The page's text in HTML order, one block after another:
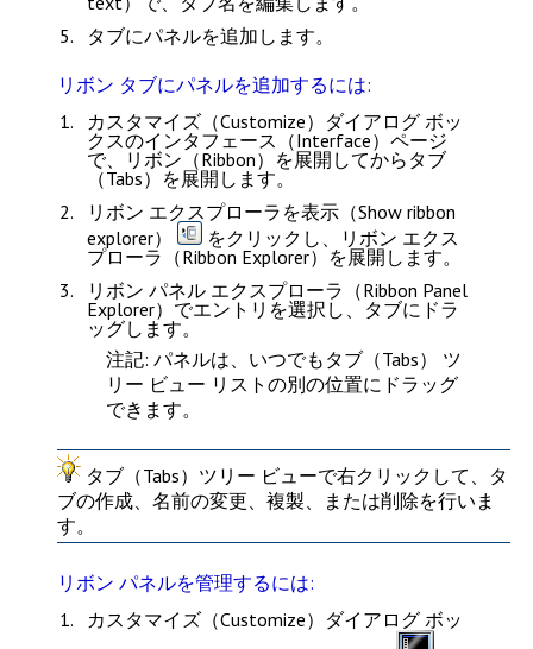
タブにパネルを追加します。
リボン タブにパネルを追加するには:
カスタマイズ（Customize） ダイアログ ボッ
クスのインタフェース（Interface）ページ
で、
リボン（Ribbon） を展開してから タブ
（Tabs） を展開します。
リボン エクスプローラを表示（Show ribbon
explorer）
をクリックし、
リボン エクス
プローラ（Ribbon Explorer） を展開します。
リボン パネル エクスプローラ（Ribbon Panel
Explorer） でエントリを選択し、タブにドラ
ッグします。
注記: パネルは、いつでも タブ（Tabs）
ツ
リー ビュー リストの別の位置にドラッグ
できます。
タブ（Tabs） ツリー ビューで右クリックして、タ
ブの作成、名前の変更、複製、または削除を行いま
す。
リボン パネルを管理するには:
カスタマイズ（Customize） ダイアログ ボッ